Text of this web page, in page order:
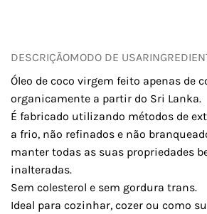
DESCRIÇÃOMODO DE USAR
Óleo de coco virgem feito apenas de
organicamente a partir do Sri Lanka.
É fabricado utilizando métodos de
a frio, não refinados e não
manter todas as suas propriedades
inalteradas.
Sem colesterol e sem gordura trans.
Ideal para cozinhar, cozer ou como